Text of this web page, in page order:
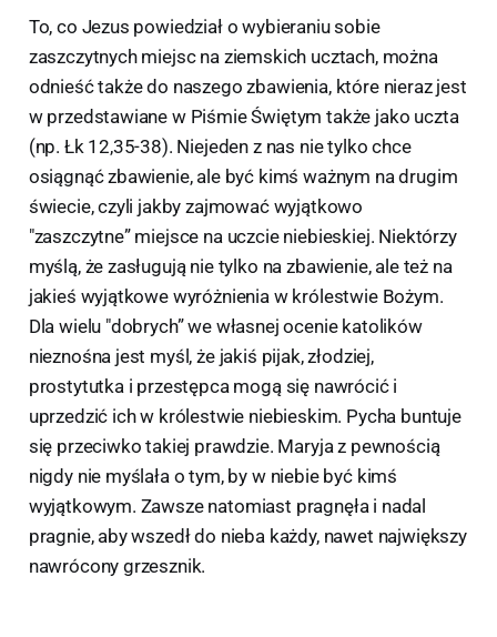
To, co Jezus powiedział o wybieraniu sobie
zaszczytnych miejsc na ziemskich ucztach, można
odnieść także do naszego zbawienia, które nieraz jest
w przedstawiane w Piśmie Świętym także jako uczta
(np. Łk 12,35-38). Niejeden z nas nie tylko chce
osiągnąć zbawienie, ale być kimś ważnym na drugim
świecie, czyli jakby zajmować wyjątkowo
"zaszczytne” miejsce na uczcie niebieskiej. Niektórzy
myślą, że zasługują nie tylko na zbawienie, ale też na
jakieś wyjątkowe wyróżnienia w królestwie Bożym.
Dla wielu "dobrych” we własnej ocenie katolików
nieznośna jest myśl, że jakiś pijak, złodziej,
prostytutka i przestępca mogą się nawrócić i
uprzedzić ich w królestwie niebieskim. Pycha buntuje
się przeciwko takiej prawdzie. Maryja z pewnością
nigdy nie myślała o tym, by w niebie być kimś
wyjątkowym. Zawsze natomiast pragnęła i nadal
pragnie, aby wszedł do nieba każdy, nawet największy
nawrócony grzesznik.